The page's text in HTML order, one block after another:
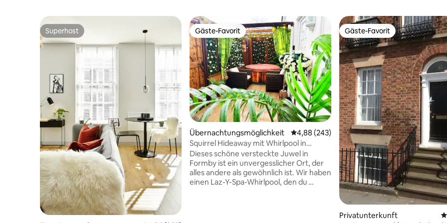
Superhost
Superhost Gäste-Favorit
Gäste-Favorit
Übernachtungsmöglichkeit Durchschnittliche Bewertung: 4,88 von 5,
4,88 (243)
Squirrel Hideaway mit Whirlpool in
Formby, Liverpool
Dieses schöne versteckte Juwel in
Formby ist ein unvergesslicher Ort, der
alles andere als gewöhnlich ist. Wir haben
einen Laz-Y-Spa-Whirlpool, den du
Gäste-Favorit
Gäste-Favorit
Privatunterkunft